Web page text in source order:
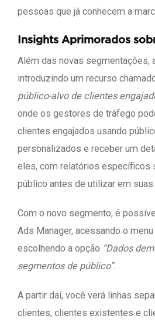
pessoas que já conhecem a
Insights Aprimorados
Além das novas segmentações,
introduzindo um recurso
público-alvo de clientes
onde os gestores de tráfego
clientes engajados usando
personalizados e receber um
eles, com relatórios específicos
público antes de utilizar em suas
Com o novo segmento, é
Ads Manager, acessando o
escolhendo a opção “Dados
segmentos de público”.
A partir daí, você verá linhas
clientes, clientes existentes e